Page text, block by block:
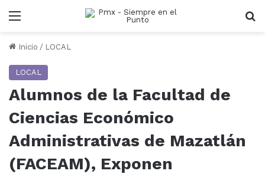
Menu
Inicio / LOCAL
LOCAL
Alumnos de la Facultad de
Ciencias Económico
Administrativas de Mazatlán
(FACEAM), Exponen